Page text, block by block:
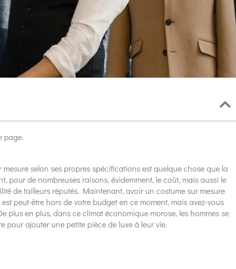
page.
mesure selon ses propres spécifications est quelque chose que la
pour de nombreuses raisons, évidemment, le coût, mais aussi le
de tailleurs réputés. Maintenant, avoir un costume sur mesure
peut-être hors de votre budget en ce moment, mais avez-vous
plus en plus, dans ce climat économique morose, les hommes se
pour ajouter une petite pièce de luxe à leur vie.